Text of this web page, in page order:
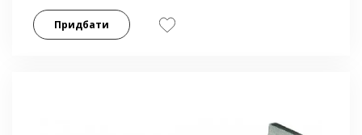
Придбати